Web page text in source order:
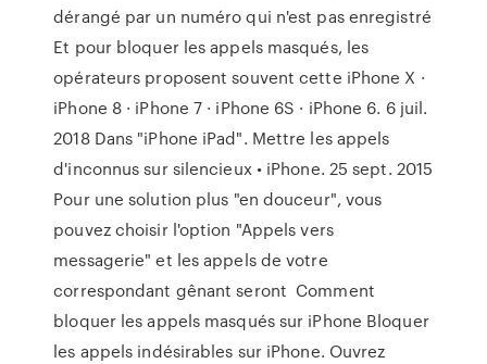
dérangé par un numéro qui n'est pas enregistré
Et pour bloquer les appels masqués, les
opérateurs proposent souvent cette iPhone X ·
iPhone 8 · iPhone 7 · iPhone 6S · iPhone 6. 6 juil.
2018 Dans "iPhone iPad". Mettre les appels
d'inconnus sur silencieux • iPhone. 25 sept. 2015
Pour une solution plus "en douceur", vous
pouvez choisir l'option "Appels vers
messagerie" et les appels de votre
correspondant gênant seront Comment
bloquer les appels masqués sur iPhone Bloquer
les appels indésirables sur iPhone. Ouvrez